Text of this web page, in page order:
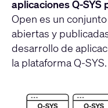
aplicaciones Q-
Open es un
abiertas y
desarrollo de
la plataforma Q-SYS.